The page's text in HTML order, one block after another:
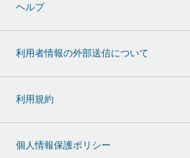
ヘルプ
利用者情報の外部送信について
利用規約
個人情報保護ポリシー